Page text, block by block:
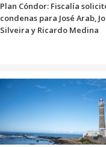
Plan Cóndor: Fiscalía
condenas para José Arab,
Silveira y Ricardo Medina